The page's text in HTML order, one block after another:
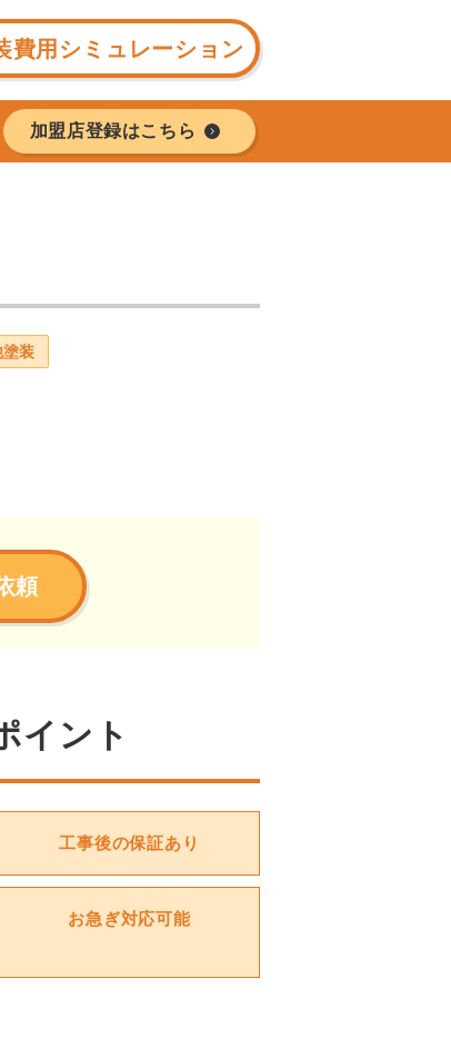
費用シミュレーション
加盟店登録はこちら
塗装
頼
イント
工事後の保証あり
お急ぎ対応可能